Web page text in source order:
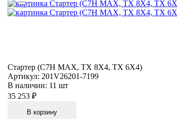
Стартер (C7H MAX, TX 8X4, TX 6X4)
Артикул: 201V26201-7199
В наличии: 11 шт
35 253 ₽
В корзину